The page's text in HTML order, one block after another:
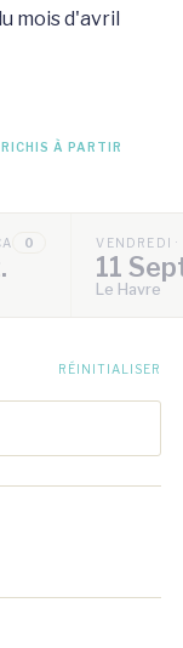
mois d'avril
À PARTIR
0 VENDREDI
11
Le Havre
RÉINITIALISER